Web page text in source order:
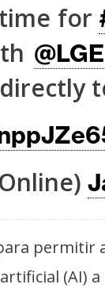
for
(AI)